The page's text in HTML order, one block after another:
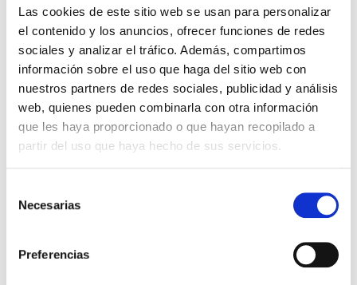
Las cookies de este sitio web se usan para personalizar
el contenido y los anuncios, ofrecer funciones de redes
sociales y analizar el tráfico. Además, compartimos
información sobre el uso que haga del sitio web con
nuestros partners de redes sociales, publicidad y análisis
web, quienes pueden combinarla con otra información
que les haya proporcionado o que hayan recopilado a
partir del uso que haya hecho de sus servicios.
Necesarias
Preferencias
Biblia Héroes RVR60 Letra
Grande Imitación Piel con
cierre azul/negro
Reina Valera 1960
28,49€
Biblia Héroes RVR60 Letra
cierre café/café
Reina Valera 1960